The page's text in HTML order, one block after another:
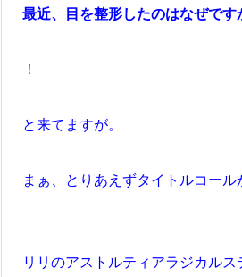
最近、目を整形したのはなぜです
！
と来てますが。
まぁ、とりあえずタイトルコール
リリのアストルティアラジカルス